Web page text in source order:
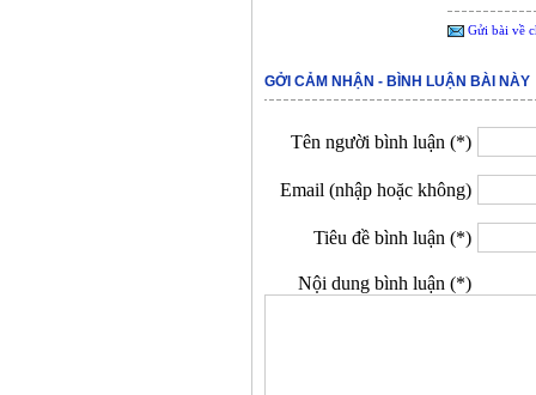
Gửi bài về
GỞI CẢM NHẬN - BÌNH LUẬN BÀI NÀY
Tên người bình luận (*)
Email (nhập hoặc không)
Tiêu đề bình luận (*)
Nội dung bình luận (*)